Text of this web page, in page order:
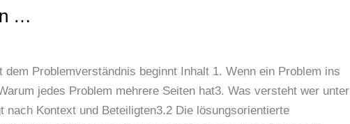
…
Problemverständnis beginnt Inhalt 1. Wenn ein Problem ins
jedes Problem mehrere Seiten hat3. Was versteht wer unter
nach Kontext und Beteiligten3.2 Die lösungsorientierte